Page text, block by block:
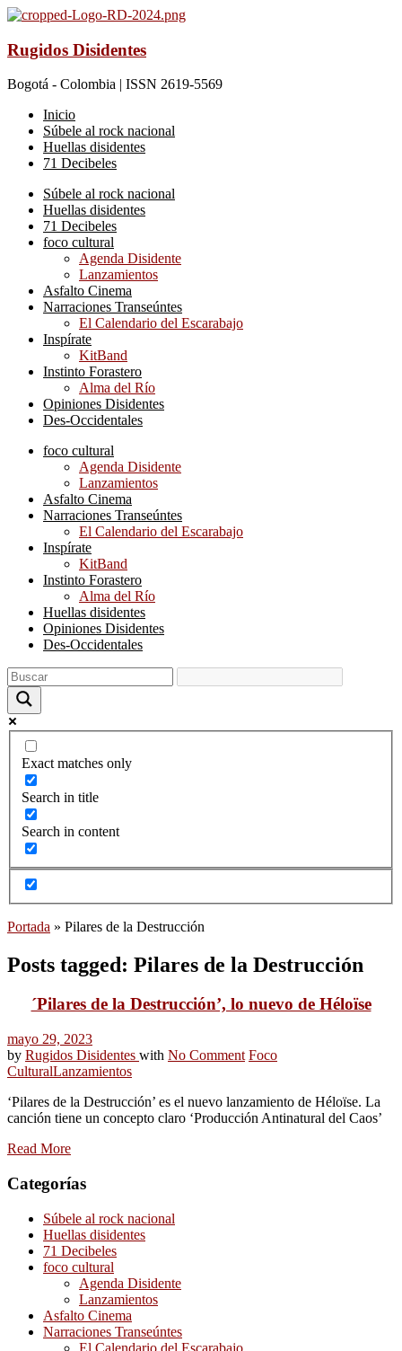
Rugidos Disidentes
Bogotá - Colombia | ISSN 2619-5569
Inicio
Súbele al rock nacional
Huellas disidentes
71 Decibeles
Súbele al rock nacional
Huellas disidentes
71 Decibeles
foco cultural
Agenda Disidente
Lanzamientos
Asfalto Cinema
Narraciones Transeúntes
El Calendario del Escarabajo
Inspírate
KitBand
Instinto Forastero
Alma del Río
Opiniones Disidentes
Des-Occidentales
foco cultural
Agenda Disidente
Lanzamientos
Asfalto Cinema
Narraciones Transeúntes
El Calendario del Escarabajo
Inspírate
KitBand
Instinto Forastero
Alma del Río
Huellas disidentes
Opiniones Disidentes
Des-Occidentales
Exact matches only
Search in title
Search in content
Portada » Pilares de la Destrucción
Posts tagged: Pilares de la Destrucción
´Pilares de la Destrucción’, lo nuevo de Héloïse
mayo 29, 2023
by Rugidos Disidentes with No Comment Foco
CulturalLanzamientos
‘Pilares de la Destrucción’ es el nuevo lanzamiento de Héloïse. La
canción tiene un concepto claro ‘Producción Antinatural del Caos’
Read More
Categorías
Súbele al rock nacional
Huellas disidentes
71 Decibeles
foco cultural
Agenda Disidente
Lanzamientos
Asfalto Cinema
Narraciones Transeúntes
El Calendario del Escarabajo